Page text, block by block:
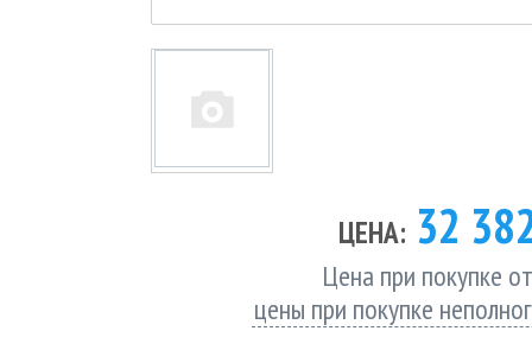
ЦЕНА: 32
Цена при покупке
цены при покупке